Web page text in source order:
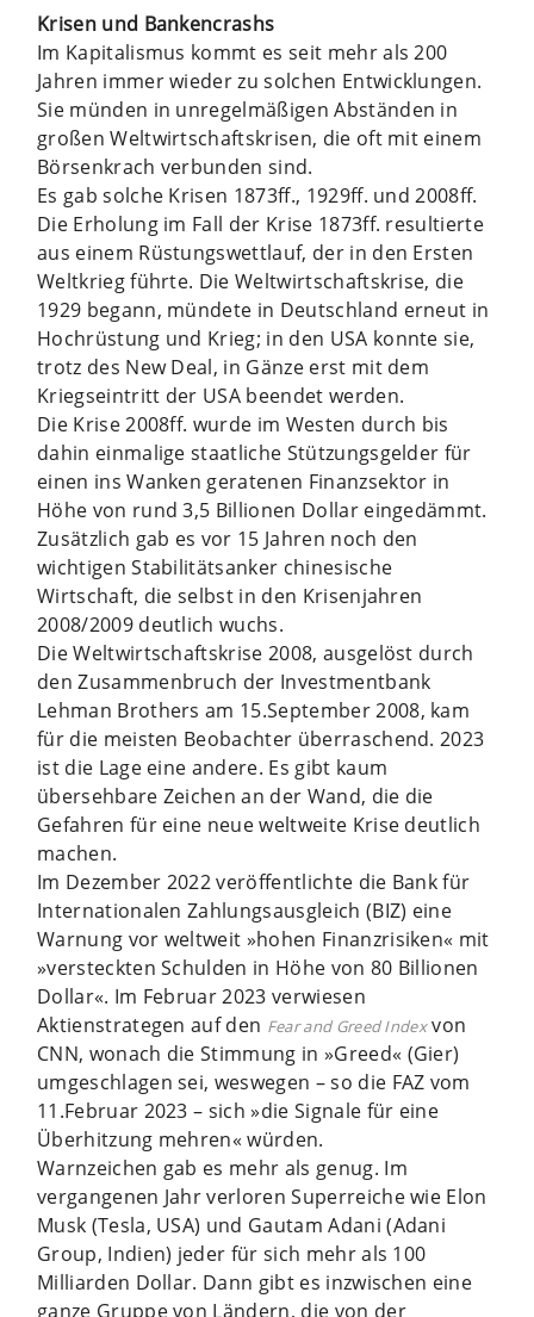
Krisen und Bankencrashs
Im Kapitalismus kommt es seit mehr als 200
Jahren immer wieder zu solchen Entwicklungen.
Sie münden in unregelmäßigen Abständen in
großen Weltwirtschaftskrisen, die oft mit einem
Börsenkrach verbunden sind.
Es gab solche Krisen 1873ff., 1929ff. und 2008ff.
Die Erholung im Fall der Krise 1873ff. resultierte
aus einem Rüstungswettlauf, der in den Ersten
Weltkrieg führte. Die Weltwirtschaftskrise, die
1929 begann, mündete in Deutschland erneut in
Hochrüstung und Krieg; in den USA konnte sie,
trotz des New Deal, in Gänze erst mit dem
Kriegseintritt der USA beendet werden.
Die Krise 2008ff. wurde im Westen durch bis
dahin einmalige staatliche Stützungsgelder für
einen ins Wanken geratenen Finanzsektor in
Höhe von rund 3,5 Billionen Dollar eingedämmt.
Zusätzlich gab es vor 15 Jahren noch den
wichtigen Stabilitätsanker chinesische
Wirtschaft, die selbst in den Krisenjahren
2008/2009 deutlich wuchs.
Die Weltwirtschaftskrise 2008, ausgelöst durch
den Zusammenbruch der Investmentbank
Lehman Brothers am 15.September 2008, kam
für die meisten Beobachter überraschend. 2023
ist die Lage eine andere. Es gibt kaum
übersehbare Zeichen an der Wand, die die
Gefahren für eine neue weltweite Krise deutlich
machen.
Im Dezember 2022 veröffentlichte die Bank für
Internationalen Zahlungsausgleich (BIZ) eine
Warnung vor weltweit »hohen Finanzrisiken« mit
»versteckten Schulden in Höhe von 80 Billionen
Dollar«. Im Februar 2023 verwiesen
Aktienstrategen auf den Fear and Greed Indexvon
CNN, wonach die Stimmung in »Greed« (Gier)
umgeschlagen sei, weswegen – so die FAZ vom
11.Februar 2023 – sich »die Signale für eine
Überhitzung mehren« würden.
Warnzeichen gab es mehr als genug. Im
vergangenen Jahr verloren Superreiche wie Elon
Musk (Tesla, USA) und Gautam Adani (Adani
Group, Indien) jeder für sich mehr als 100
Milliarden Dollar. Dann gibt es inzwischen eine
ganze Gruppe von Ländern, die von der